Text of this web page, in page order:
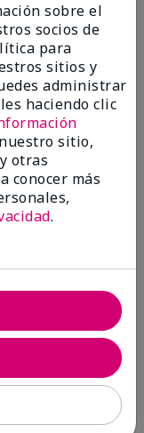
skin
Control
to be
sobre el
socios de
para
sitios y
administrar
haciendo clic
sitio,
otras
conocer más
.